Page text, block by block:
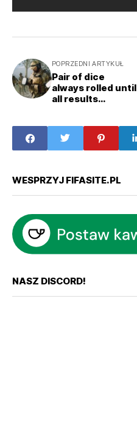
POPRZEDNI ARTYKUŁ
Pair of dice
always rolled until
all results
WESPRZYJ FIFASITE.PL
NASZ DISCORD!